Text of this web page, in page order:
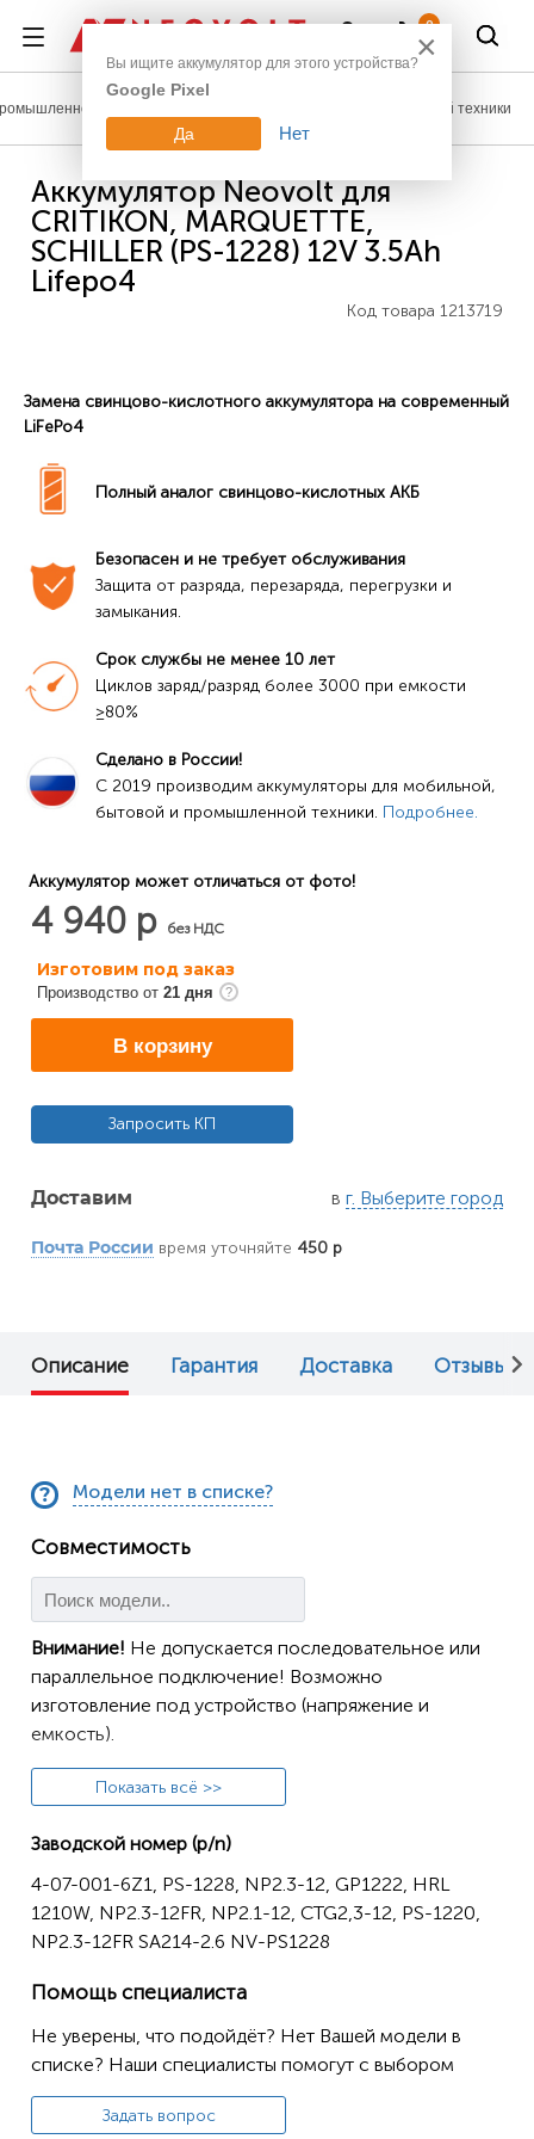
0
оборудование Аккумуляторы для медицинской техники
Аккумулятор Neovolt для
CRITIKON, MARQUETTE,
SCHILLER (PS-1228) 12V 3.5Ah
Lifepo4
Код товара 1213719
Замена свинцово-кислотного аккумулятора на современный
LiFePo4
Полный аналог свинцово-кислотных АКБ
Безопасен и не требует обслуживания
Защита от разряда, перезаряда, перегрузки и
замыкания.
Срок службы не менее 10 лет
Циклов заряд/разряд более 3000 при емкости
≥80%
Сделано в России!
C 2019 производим аккумуляторы для мобильной,
бытовой и промышленной техники. Подробнее.
Аккумулятор может отличаться от фото!
4 940 р без НДС
Изготовим под заказ
Производство от 21 дня
В корзину
Запросить КП
Доставим в г. Выберите город
Почта России время уточняйте 450 р
Описание Гарантия Доставка Отзывы (0)
Модели нет в списке?
Совместимость
Внимание! Не допускается последовательное или
параллельное подключение! Возможно
изготовление под устройство (напряжение и
емкость).
Аккумулятор для медицинской техники
ABBOTT LABORATORIES (HOSPIRA, ROSS) Omni Flo
ALARIS MEDICAL (CARDINAL HEALTH) 500, 3000
Keofeed Enteral Feeding Pump
AMERICAN SCALE 800 Scale
ARJO Century HUNTLEIGH Maxi Sky 400 Patient Lift
ASPEN LABS (ZIMMER) ATS 1000, 1200, 1500
Tourniquet, ATS 2000 Tourniquet (60-7000-027)
(Requires 2/Unit)
AVI (3M HEALTHCARE) Guardian Volumetric Infusion
Показать всё >>
Заводской номер (p/n)
4-07-001-6Z1, PS-1228, NP2.3-12, GP1222, HRL
1210W, NP2.3-12FR, NP2.1-12, CTG2,3-12, PS-1220,
NP2.3-12FR SA214-2.6 NV-PS1228
Помощь специалиста
Не уверены, что подойдёт? Нет Вашей модели в
списке? Наши специалисты помогут с выбором
Задать вопрос
×
Вы ищите аккумулятор для этого устройства?
Google Pixel
Да Нет